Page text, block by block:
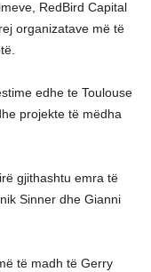
RedBird Capital
organizatave më të
edhe te Toulouse
projekte të mëdha
gjithashtu emra të
Sinner dhe Gianni
të madh të Gerry